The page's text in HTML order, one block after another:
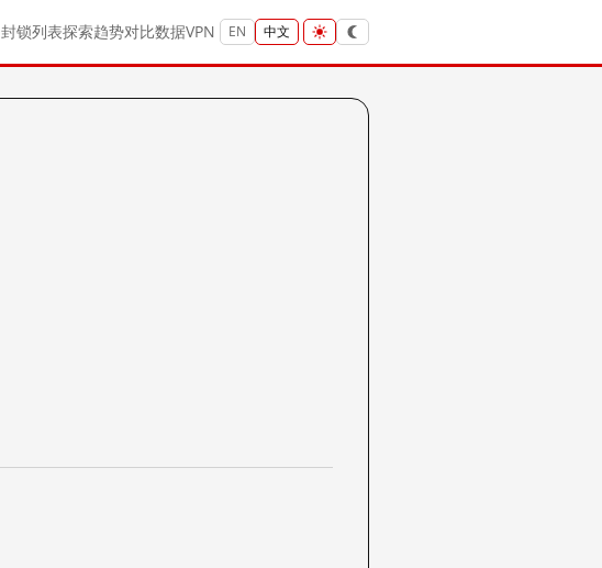
封锁列表探索趋势对比数据VPN EN 中文